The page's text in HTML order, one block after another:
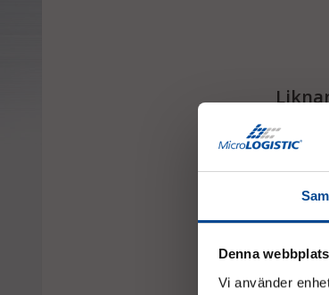
Denna
Vi använder